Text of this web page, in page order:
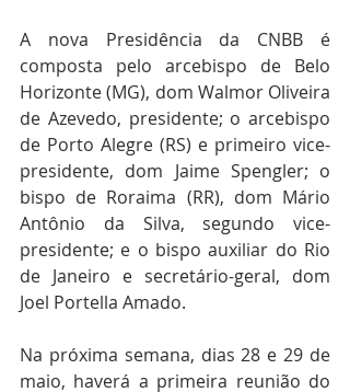
A nova Presidência da CNBB é
composta pelo arcebispo de Belo
Horizonte (MG), dom Walmor Oliveira
de Azevedo, presidente; o arcebispo
de Porto Alegre (RS) e primeiro vice-
presidente, dom Jaime Spengler; o
bispo de Roraima (RR), dom Mário
Antônio da Silva, segundo vice-
presidente; e o bispo auxiliar do Rio
de Janeiro e secretário-geral, dom
Joel Portella Amado.
Na próxima semana, dias 28 e 29 de
maio, haverá a primeira reunião do